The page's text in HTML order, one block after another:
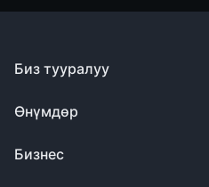
Биз тууралуу
Өнүмдөр
Бизнес